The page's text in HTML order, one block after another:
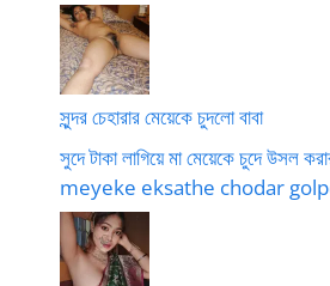
সুন্দর চেহারার মেয়েকে চুদলো বাবা
সুদে টাকা লাগিয়ে মা মেয়েকে চুদে উসল
meyeke eksathe chodar